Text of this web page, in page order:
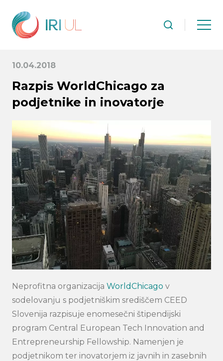
10.04.2018
Razpis WorldChicago za
podjetnike in inovatorje
Neprofitna organizacija WorldChicago v
sodelovanju s podjetniškim središčem CEED
Slovenija razpisuje enomesečni štipendijski
program Central European Tech Innovation and
Entrepreneurship Fellowship. Namenjen je
podjetnikom ter inovatorjem iz javnih in zasebnih